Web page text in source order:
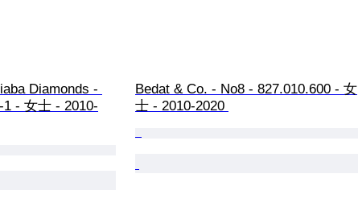
Diamonds -
1 - 女士 - 2010-
Bedat & Co. - No8 - 827.010.600 - 女
士 - 2010-2020